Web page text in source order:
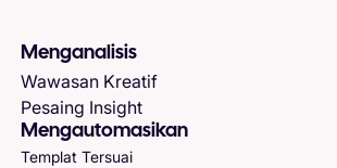
Menganalisis
Wawasan Kreatif
Pesaing Insight
Mengautomasikan
Templat Tersuai